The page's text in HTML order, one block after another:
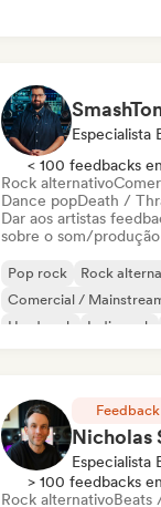
Especialista
< 100 feedbacks
Rock alternativo
Dance popDeath /
Dar aos artistas
sobre o som/produção
Pop rock
Rock
Comercial /
Hard rock
Indie rock
Nicholas
Especialista
> 100 feedbacks
Rock alternativoBeats